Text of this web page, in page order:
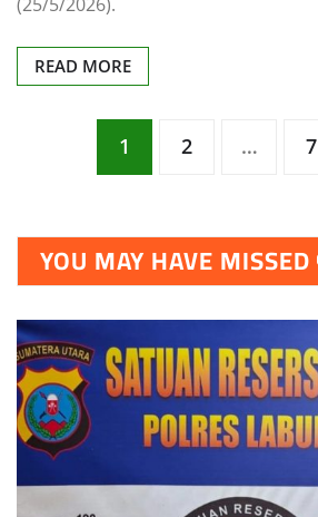
READ MORE
pagination
1 2 … 7
YOU MAY HAVE MISSED